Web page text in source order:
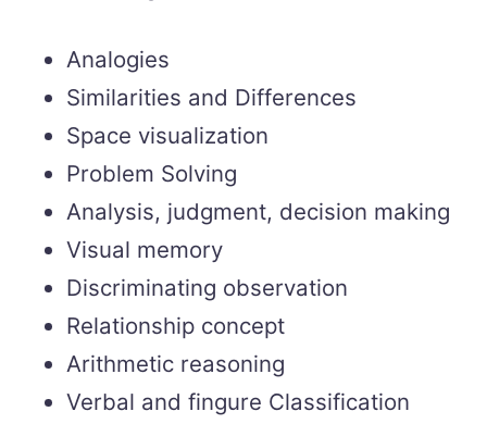
Analogies
Similarities and Differences
Space visualization
Problem Solving
Analysis, judgment, decision making
Visual memory
Discriminating observation
Relationship concept
Arithmetic reasoning
Verbal and fingure Classification